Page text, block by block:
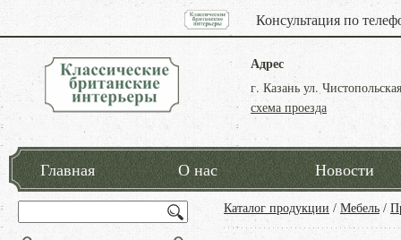
Консультация по
Адрес
г. Казань ул.
схема проезда
Главная О нас Новости
Каталог продукции / Мебель /